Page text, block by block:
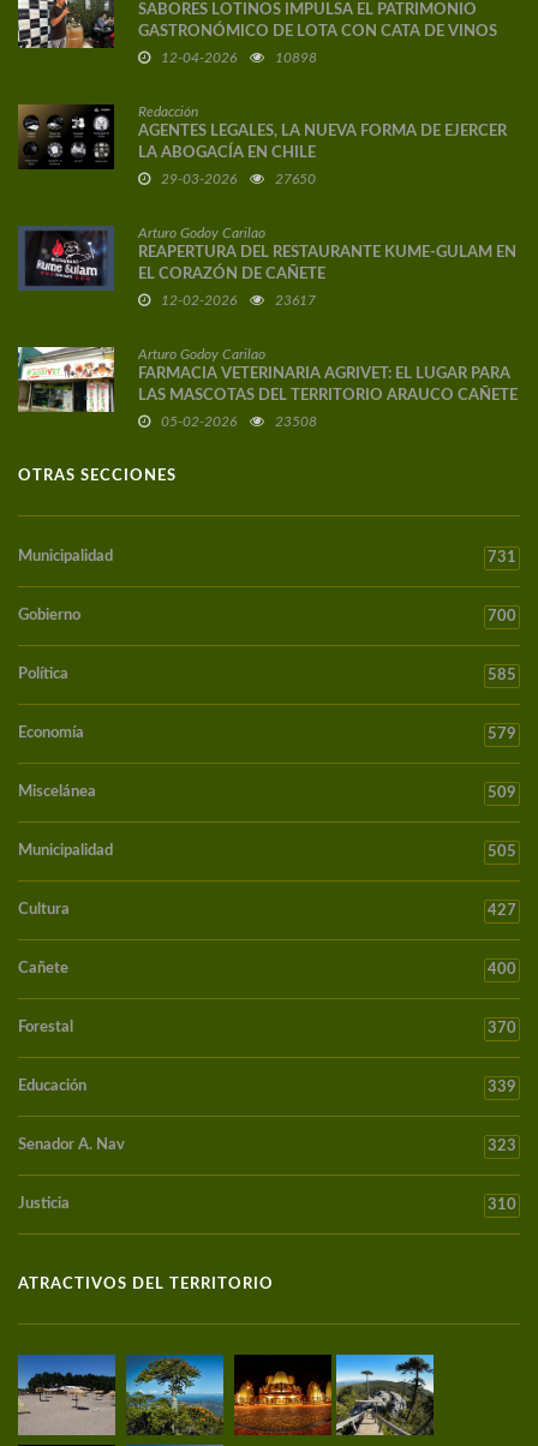
SABORES LOTINOS IMPULSA EL PATRIMONIO
GASTRONÓMICO DE LOTA CON CATA DE VINOS
DE AUTOR
12-04-2026 10898
Redacción
AGENTES LEGALES, LA NUEVA FORMA DE EJERCER
LA ABOGACÍA EN CHILE
29-03-2026 27650
Arturo Godoy Carilao
REAPERTURA DEL RESTAURANTE KUME-GULAM EN
EL CORAZÓN DE CAÑETE
12-02-2026 23617
Arturo Godoy Carilao
FARMACIA VETERINARIA AGRIVET: EL LUGAR PARA
LAS MASCOTAS DEL TERRITORIO ARAUCO CAÑETE
05-02-2026 23508
OTRAS SECCIONES
Municipalidad 731
Gobierno 700
Política 585
Economía 579
Miscelánea 509
Municipalidad 505
Cultura 427
Cañete 400
Forestal 370
Educación 339
Senador A. Nav 323
Justicia 310
ATRACTIVOS DEL TERRITORIO